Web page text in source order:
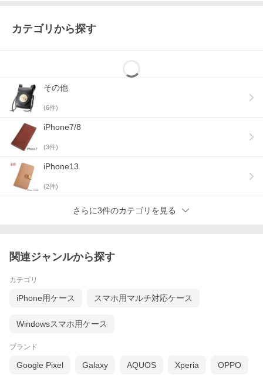
ています。
シンプルなデザインの本体でフラップ部インナーにはカード入れ
の持ち運びにも便利です。
カメラの使用も出来ます。
時行っておりますが、お買い上げいただいた商品が、品切れにな
致しまして入荷予定日をご連絡させて頂きます。
画面上と実物では多少色具合が異なって見える場合もございま
カテゴリから探す
その他
(6件)
iPhone7/8
(3件)
iPhone13
(2件)
さらに3件のカテゴリを見る
関連ジャンルから探す
カテゴリ
iPhone用ケース スマホ用マルチ対応ケース
Windowsスマホ用ケース
ブランド
Google Pixel Galaxy AQUOS Xperia OPPO